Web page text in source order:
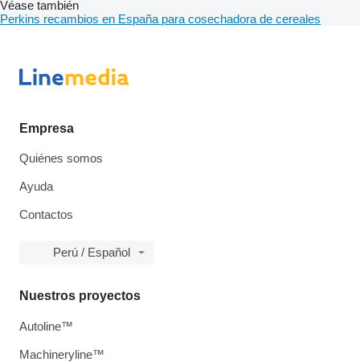
Véase también
Perkins recambios en España para cosechadora de cereales
Empresa
Quiénes somos
Ayuda
Contactos
Perú / Español
Nuestros proyectos
Autoline™
Machineryline™